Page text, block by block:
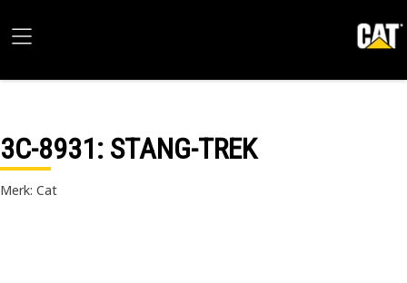
3C-8931: STANG-TREK
Merk: Cat